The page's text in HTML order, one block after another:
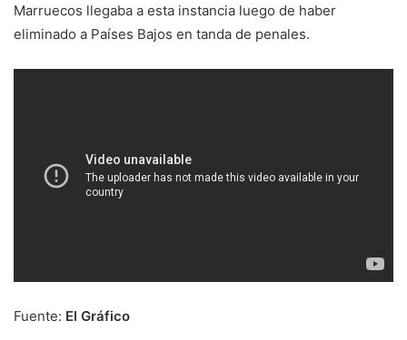
Marruecos llegaba a esta instancia luego de haber
eliminado a Países Bajos en tanda de penales.
Fuente: El Gráfico